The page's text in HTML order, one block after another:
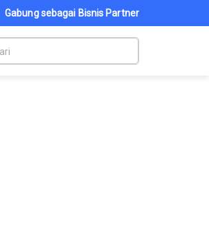
Gabung sebagai Bisnis Partner